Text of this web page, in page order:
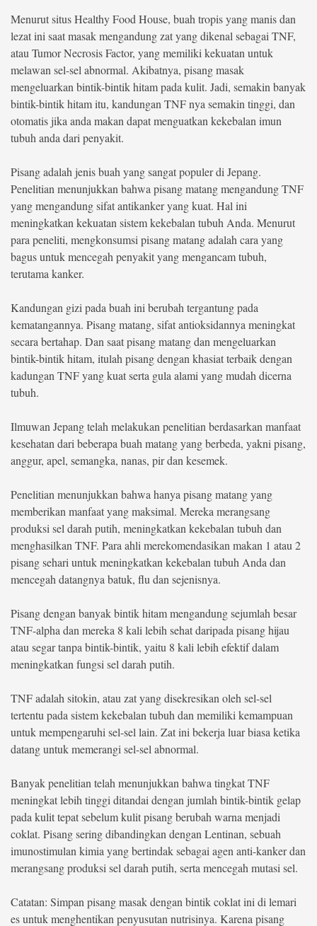
Copyright
2026
berita-
sulsel.com
.
Right
Reserved
Menurut situs Healthy Food House, buah tropis yang manis dan
lezat ini saat masak mengandung zat yang dikenal sebagai TNF,
atau Tumor Necrosis Factor, yang memiliki kekuatan untuk
melawan sel-sel abnormal. Akibatnya, pisang masak
mengeluarkan bintik-bintik hitam pada kulit. Jadi, semakin banyak
bintik-bintik hitam itu, kandungan TNF nya semakin tinggi, dan
otomatis jika anda makan dapat menguatkan kekebalan imun
tubuh anda dari penyakit.
Pisang adalah jenis buah yang sangat populer di Jepang.
Penelitian menunjukkan bahwa pisang matang mengandung TNF
yang mengandung sifat antikanker yang kuat. Hal ini
meningkatkan kekuatan sistem kekebalan tubuh Anda. Menurut
para peneliti, mengkonsumsi pisang matang adalah cara yang
bagus untuk mencegah penyakit yang mengancam tubuh,
terutama kanker.
Kandungan gizi pada buah ini berubah tergantung pada
kematangannya. Pisang matang, sifat antioksidannya meningkat
secara bertahap. Dan saat pisang matang dan mengeluarkan
bintik-bintik hitam, itulah pisang dengan khasiat terbaik dengan
kadungan TNF yang kuat serta gula alami yang mudah dicerna
tubuh.
Ilmuwan Jepang telah melakukan penelitian berdasarkan manfaat
kesehatan dari beberapa buah matang yang berbeda, yakni pisang,
anggur, apel, semangka, nanas, pir dan kesemek.
Penelitian menunjukkan bahwa hanya pisang matang yang
memberikan manfaat yang maksimal. Mereka merangsang
produksi sel darah putih, meningkatkan kekebalan tubuh dan
menghasilkan TNF. Para ahli merekomendasikan makan 1 atau 2
pisang sehari untuk meningkatkan kekebalan tubuh Anda dan
mencegah datangnya batuk, flu dan sejenisnya.
Pisang dengan banyak bintik hitam mengandung sejumlah besar
TNF-alpha dan mereka 8 kali lebih sehat daripada pisang hijau
atau segar tanpa bintik-bintik, yaitu 8 kali lebih efektif dalam
meningkatkan fungsi sel darah putih.
TNF adalah sitokin, atau zat yang disekresikan oleh sel-sel
tertentu pada sistem kekebalan tubuh dan memiliki kemampuan
untuk mempengaruhi sel-sel lain. Zat ini bekerja luar biasa ketika
datang untuk memerangi sel-sel abnormal.
Banyak penelitian telah menunjukkan bahwa tingkat TNF
meningkat lebih tinggi ditandai dengan jumlah bintik-bintik gelap
pada kulit tepat sebelum kulit pisang berubah warna menjadi
coklat. Pisang sering dibandingkan dengan Lentinan, sebuah
imunostimulan kimia yang bertindak sebagai agen anti-kanker dan
merangsang produksi sel darah putih, serta mencegah mutasi sel.
Catatan: Simpan pisang masak dengan bintik coklat ini di lemari
es untuk menghentikan penyusutan nutrisinya. Karena pisang